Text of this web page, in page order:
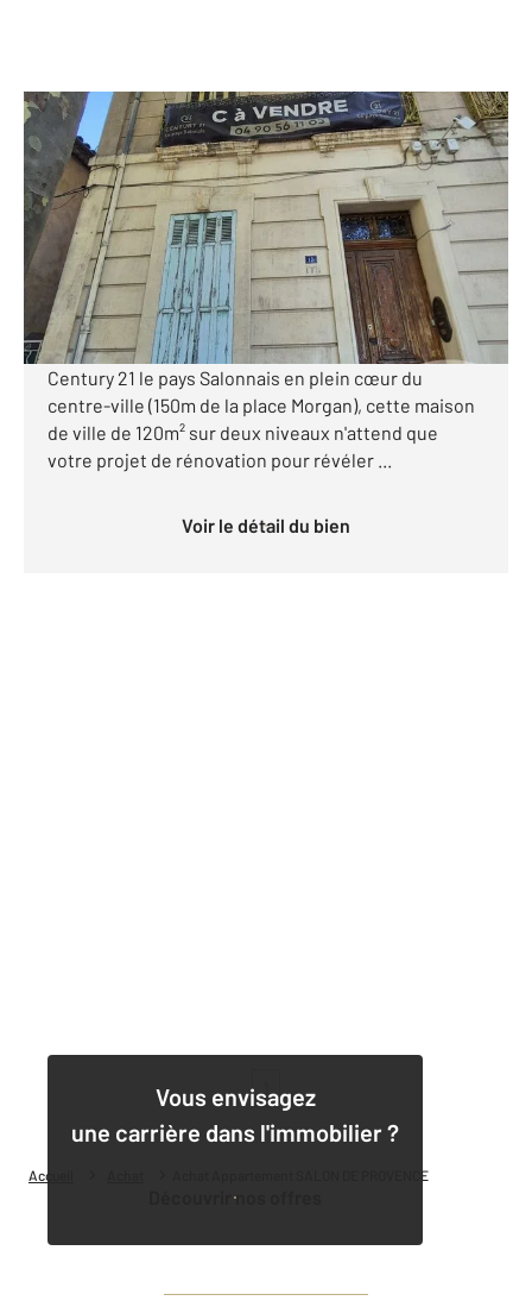
Accueil Achat Appartement SALON DE PROVENCE
SALON DE PROVENCE 13
120 m 2
, 5 pièces
Ref : 15654
Appartement F5 à vendre
264 900 €
Visiter le site dédié
SOUS OFFRE Salon de Provence, une exclusivité
Century 21 le pays Salonnais en plein cœur du
centre-ville (150m de la place Morgan), cette maison
de ville de 120m² sur deux niveaux n'attend que
votre projet de rénovation pour révéler ...
Voir le détail du bien
Vous envisagez
une carrière dans l'immobilier ?
Découvrir nos offres
1